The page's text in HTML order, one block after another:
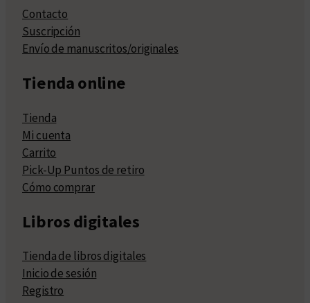
Contacto
Suscripción
Envío de manuscritos/originales
Tienda online
Tienda
Mi cuenta
Carrito
Pick-Up Puntos de retiro
Cómo comprar
Libros digitales
Tienda de libros digitales
Inicio de sesión
Registro